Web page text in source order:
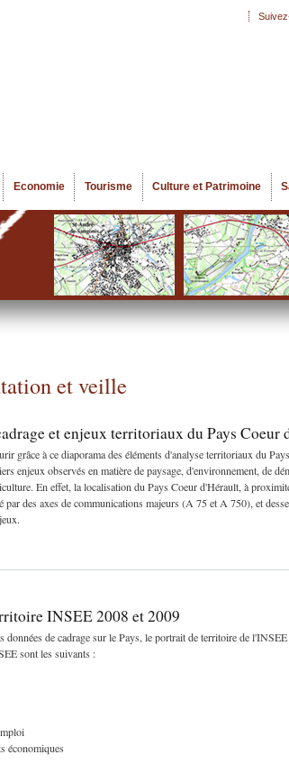
Economie Tourisme Culture et Patrimoine
et veille
et enjeux territoriaux du Pays Coeur
grâce à ce diaporama des éléments d'analyse territoriaux du
enjeux observés en matière de paysage, d'environnement, de
En effet, la localisation du Pays Coeur d'Hérault, à
des axes de communications majeurs (A 75 et A 750), et
INSEE 2008 et 2009
données de cadrage sur le Pays, le portrait de territoire de
sont les suivants :
économiques